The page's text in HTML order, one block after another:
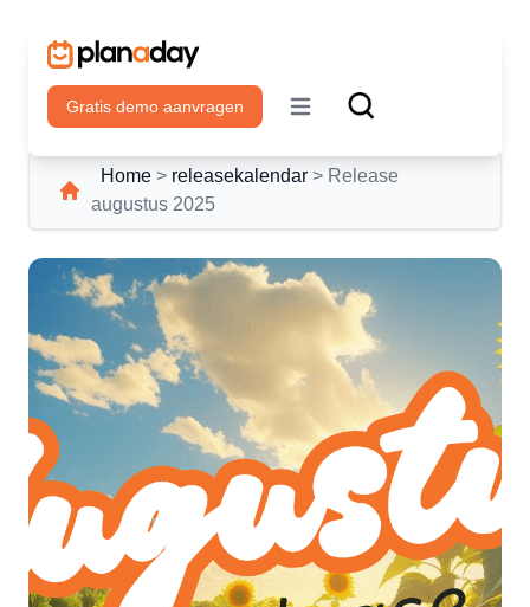
Gratis demo aanvragen
Open main menu
Home > releasekalendar > Release
augustus 2025